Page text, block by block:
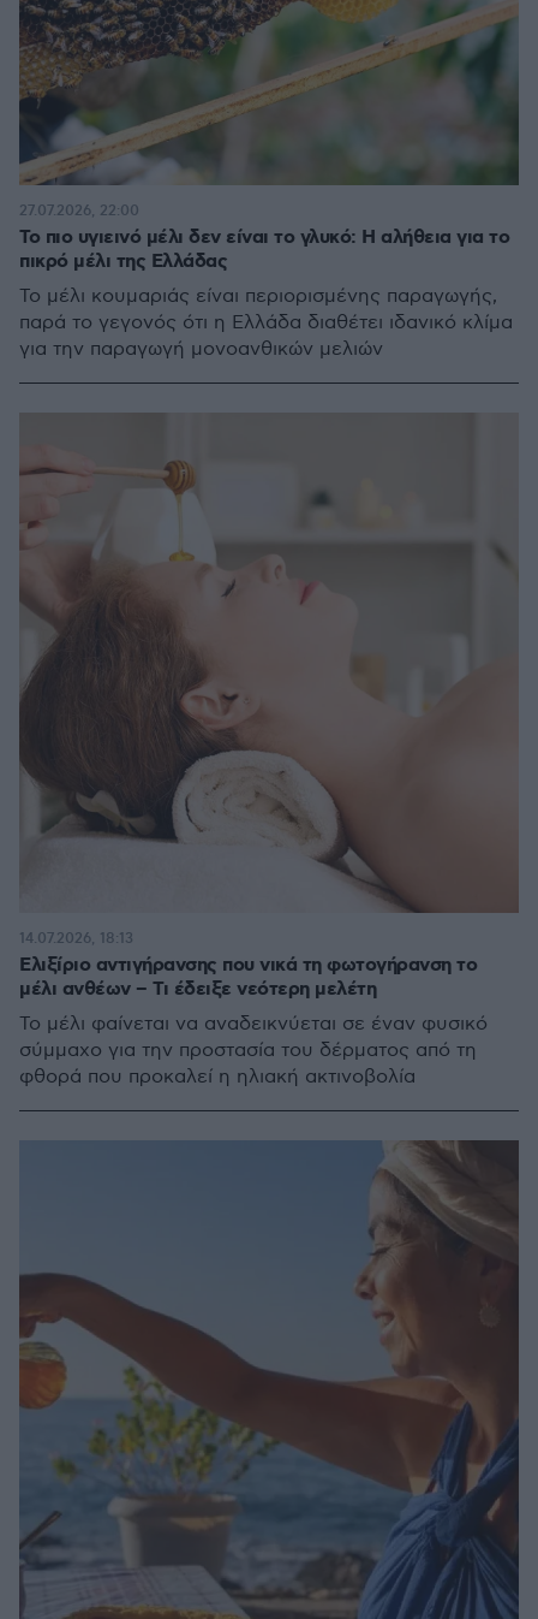
Το πιο υγιεινό μέλι δεν είναι το γλυκό: Η αλήθεια για το
πικρό μέλι της Ελλάδας
Το μέλι κουμαριάς είναι περιορισμένης παραγωγής,
παρά το γεγονός ότι η Ελλάδα διαθέτει ιδανικό κλίμα
για την παραγωγή μονοανθικών μελιών
27.07.2026, 22:00
Ελιξίριο αντιγήρανσης που νικά τη φωτογήρανση το
μέλι ανθέων – Τι έδειξε νεότερη μελέτη
Το μέλι φαίνεται να αναδεικνύεται σε έναν φυσικό
σύμμαχο για την προστασία του δέρματος από τη
φθορά που προκαλεί η ηλιακή ακτινοβολία
14.07.2026, 18:13